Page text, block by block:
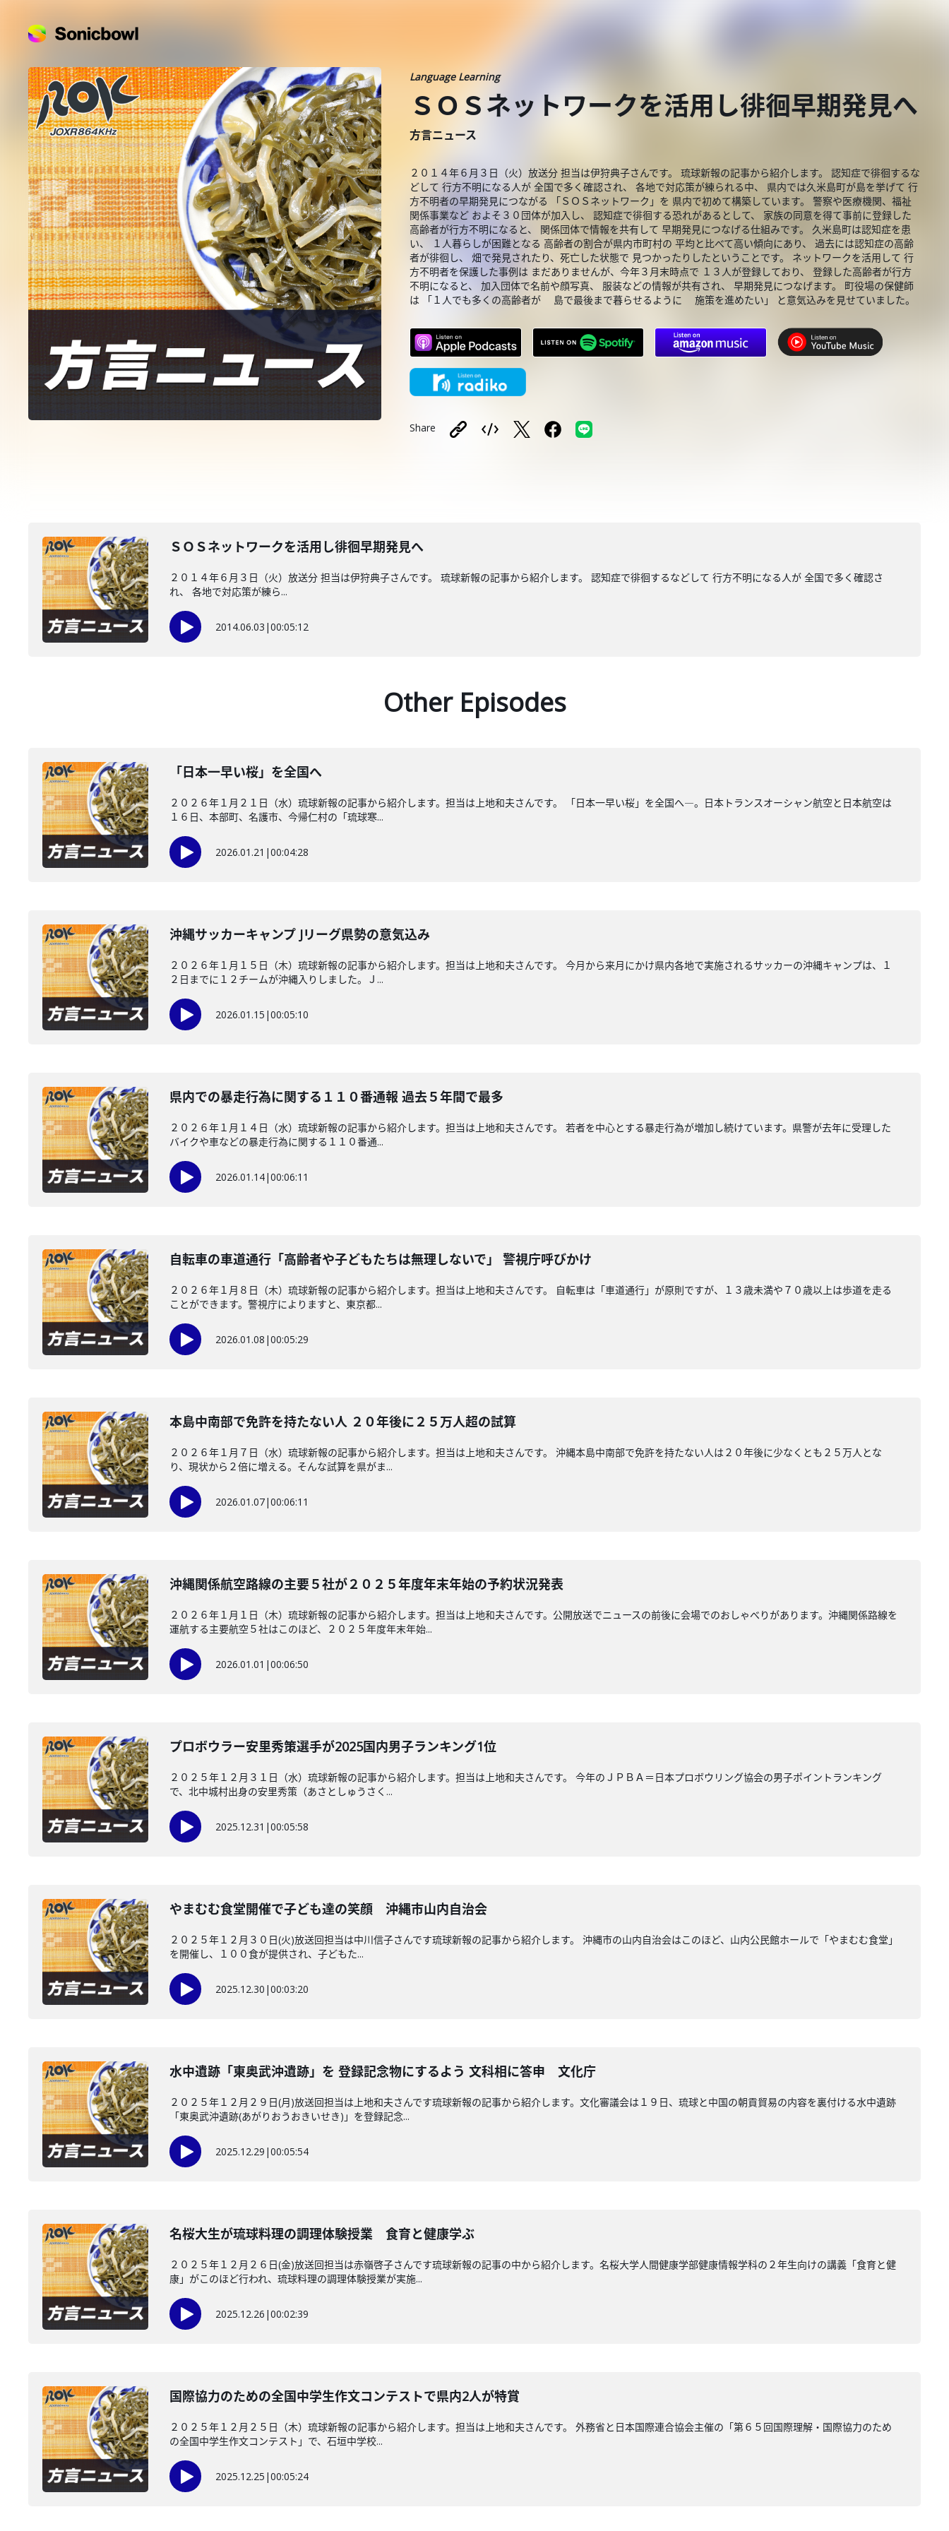
Language Learning
ＳＯＳネットワークを活用し徘徊早期発見へ
方言ニュース
２０１４年６月３日（火）放送分 担当は伊狩典子さんです。 琉球新報の記事から紹介します。 認知症で徘徊するな
どして 行方不明になる人が 全国で多く確認され、 各地で対応策が練られる中、 県内では久米島町が島を挙げて 行
方不明者の早期発見につながる 「ＳＯＳネットワーク」を 県内で初めて構築しています。 警察や医療機関、福祉
関係事業など およそ３０団体が加入し、 認知症で徘徊する恐れがあるとして、 家族の同意を得て事前に登録した
高齢者が行方不明になると、 関係団体で情報を共有して 早期発見につなげる仕組みです。 久米島町は認知症を患
い、 １人暮らしが困難となる 高齢者の割合が県内市町村の 平均と比べて高い傾向にあり、 過去には認知症の高齢
者が徘徊し、 畑で発見されたり、死亡した状態で 見つかったりしたということです。 ネットワークを活用して 行
方不明者を保護した事例は まだありませんが、今年３月末時点で １３人が登録しており、 登録した高齢者が行方
不明になると、 加入団体で名前や顔写真、 服装などの情報が共有され、 早期発見につなげます。 町役場の保健師
は 「１人でも多くの高齢者が 島で最後まで暮らせるように 施策を進めたい」 と意気込みを見せていました。
Share
ＳＯＳネットワークを活用し徘徊早期発見へ
２０１４年６月３日（火）放送分 担当は伊狩典子さんです。 琉球新報の記事から紹介します。 認知症で徘徊するなどして 行方不明になる人が 全国で多く確認さ
れ、 各地で対応策が練ら...
2014.06.03 |00:05:12
Other Episodes
「日本一早い桜」を全国へ
２０２６年１月２１日（水）琉球新報の記事から紹介します。担当は上地和夫さんです。 「日本一早い桜」を全国へ―。日本トランスオーシャン航空と日本航空は
１６日、本部町、名護市、今帰仁村の「琉球寒...
2026.01.21 |00:04:28
沖縄サッカーキャンプ Jリーグ県勢の意気込み
２０２６年１月１５日（木）琉球新報の記事から紹介します。担当は上地和夫さんです。 今月から来月にかけ県内各地で実施されるサッカーの沖縄キャンプは、１
２日までに１２チームが沖縄入りしました。Ｊ...
2026.01.15 |00:05:10
県内での暴走行為に関する１１０番通報 過去５年間で最多
２０２６年１月１４日（水）琉球新報の記事から紹介します。担当は上地和夫さんです。 若者を中心とする暴走行為が増加し続けています。県警が去年に受理した
バイクや車などの暴走行為に関する１１０番通...
2026.01.14|00:06:11
自転車の車道通行「高齢者や子どもたちは無理しないで」 警視庁呼びかけ
２０２６年１月８日（木）琉球新報の記事から紹介します。担当は上地和夫さんです。 自転車は「車道通行」が原則ですが、１３歳未満や７０歳以上は歩道を走る
ことができます。警視庁によりますと、東京都...
2026.01.08 |00:05:29
本島中南部で免許を持たない人 ２０年後に２５万人超の試算
２０２６年１月７日（水）琉球新報の記事から紹介します。担当は上地和夫さんです。 沖縄本島中南部で免許を持たない人は２０年後に少なくとも２５万人とな
り、現状から２倍に増える。そんな試算を県がま...
2026.01.07|00:06:11
沖縄関係航空路線の主要５社が２０２５年度年末年始の予約状況発表
２０２６年１月１日（木）琉球新報の記事から紹介します。担当は上地和夫さんです。公開放送でニュースの前後に会場でのおしゃべりがあります。沖縄関係路線を
運航する主要航空５社はこのほど、２０２５年度年末年始...
2026.01.01 |00:06:50
プロボウラー安里秀策選手が2025国内男子ランキング1位
２０２５年１２月３１日（水）琉球新報の記事から紹介します。担当は上地和夫さんです。 今年のＪＰＢＡ＝日本プロボウリング協会の男子ポイントランキング
で、北中城村出身の安里秀策（あさとしゅうさく...
2025.12.31 |00:05:58
やまむむ食堂開催で子ども達の笑顔 沖縄市山内自治会
２０２５年１２月３０日(火)放送回担当は中川信子さんです琉球新報の記事から紹介します。 沖縄市の山内自治会はこのほど、山内公民館ホールで「やまむむ食堂」
を開催し、１００食が提供され、子どもた...
2025.12.30 |00:03:20
水中遺跡「東奥武沖遺跡」を 登録記念物にするよう 文科相に答申 文化庁
２０２５年１２月２９日(月)放送回担当は上地和夫さんです琉球新報の記事から紹介します。文化審議会は１９日、琉球と中国の朝貢貿易の内容を裏付ける水中遺跡
「東奥武沖遺跡(あがりおうおきいせき)」を登録記念...
2025.12.29 |00:05:54
名桜大生が琉球料理の調理体験授業 食育と健康学ぶ
２０２５年１２月２６日(金)放送回担当は赤嶺啓子さんです琉球新報の記事の中から紹介します。名桜大学人間健康学部健康情報学科の２年生向けの講義「食育と健
康」がこのほど行われ、琉球料理の調理体験授業が実施...
2025.12.26 |00:02:39
国際協力のための全国中学生作文コンテストで県内2人が特賞
２０２５年１２月２５日（木）琉球新報の記事から紹介します。担当は上地和夫さんです。 外務省と日本国際連合協会主催の「第６５回国際理解・国際協力のため
の全国中学生作文コンテスト」で、石垣中学校...
2025.12.25 |00:05:24